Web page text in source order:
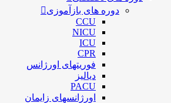
دوره های بازآموزی
CCU
NICU
ICU
CPR
فوریتهای اورژانس
دیالیز
PACU
اورژانسهای زایمان